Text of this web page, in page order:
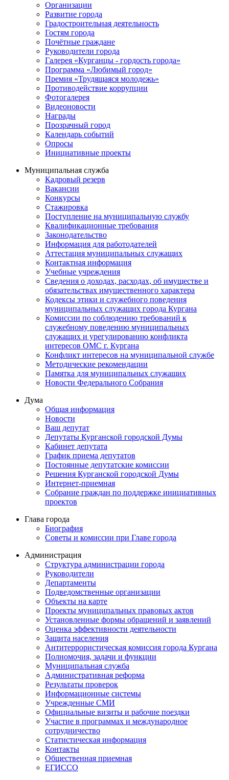
Организации
Развитие города
Градостроительная деятельность
Гостям города
Почётные граждане
Руководители города
Галерея «Курганцы - гордость города»
Программа «Любимый город»
Премия «Трудящаяся молодежь»
Противодействие коррупции
Фотогалерея
Видеоновости
Награды
Прозрачный город
Календарь событий
Опросы
Инициативные проекты
Муниципальная служба
Кадровый резерв
Вакансии
Конкурсы
Стажировка
Поступление на муниципальную службу
Квалификационные требования
Законодательство
Информация для работодателей
Аттестация муниципальных служащих
Контактная информация
Учебные учреждения
Сведения о доходах, расходах, об имуществе и
обязательствах имущественного характера
Кодексы этики и служебного поведения
муниципальных служащих города Кургана
Комиссии по соблюдению требований к
служебному поведению муниципальных
служащих и урегулированию конфликта
интересов ОМС г. Кургана
Конфликт интересов на муниципальной службе
Методические рекомендации
Памятка для муниципальных служащих
Новости Федерального Cобрания
Дума
Общая информация
Новости
Ваш депутат
Депутаты Курганской городской Думы
Кабинет депутата
График приема депутатов
Постоянные депутатские комиссии
Решения Курганской городской Думы
Интернет-приемная
Собрание граждан по поддержке инициативных
проектов
Глава города
Биография
Советы и комиссии при Главе города
Администрация
Структура администрации города
Руководители
Департаменты
Подведомственные организации
Объекты на карте
Проекты муниципальных правовых актов
Установленные формы обращений и заявлений
Оценка эффективности деятельности
Защита населения
Антитеррористическая комиссия города Кургана
Полномочия, задачи и функции
Муниципальная служба
Административная реформа
Результаты проверок
Информационные системы
Учрежденные СМИ
Официальные визиты и рабочие поездки
Участие в программах и международное
сотрудничество
Статистическая информация
Контакты
Общественная приемная
ЕГИССО